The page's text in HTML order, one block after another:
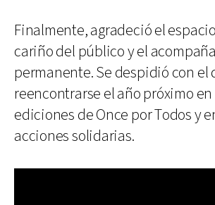
Finalmente, agradeció el
cariño del público y el
permanente. Se despidió con el
reencontrarse el año próximo
ediciones de Once por Todos y
acciones solidarias.